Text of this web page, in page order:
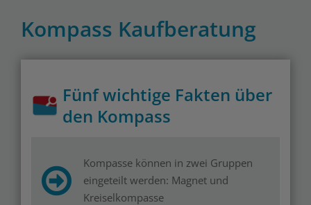
Kompass Kaufberatung
Fünf wichtige Fakten über
den Kompass
Kompasse können in zwei Gruppen
eingeteilt werden: Magnet und
Kreiselkompasse